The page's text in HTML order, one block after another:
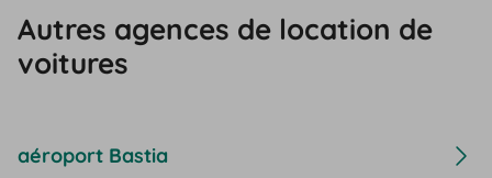
Autres agences de location de
voitures
aéroport Bastia